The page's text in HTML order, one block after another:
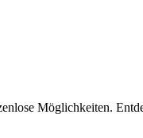
Möglichkeiten.